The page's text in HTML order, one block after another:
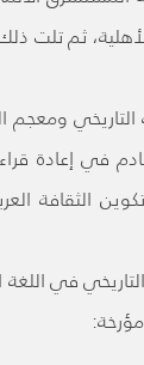
ثم تلت
التاريخي ومعجم
في إعادة
الثقافة
في اللغة